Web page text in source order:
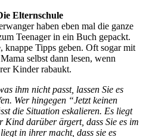
Elternschule
haben eben mal die ganze
Teenager in ein Buch gepackt.
knappe Tipps geben. Oft sogar mit
selbst dann lesen, wenn
Kinder rabaukt.
ihm nicht passt, lassen Sie es
Wer hingegen “Jetzt keinen
die Situation eskalieren. Es liegt
darüber ärgert, dass Sie es im
in ihrer macht, dass sie es